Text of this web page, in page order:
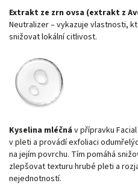
Extrakt ze zrn ovsa (extrakt z
Neutralizer – vykazuje vlastnosti,
snižovat lokální citlivost.
Kyselina mléčná v přípravku
v pleti a provádí exfoliaci
na jejím povrchu. Tím pomáhá
zlepšovat texturu hrubé pleti a
nejednotností.